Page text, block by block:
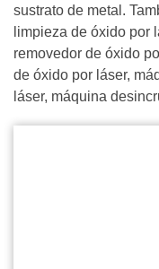
sustrato de metal.
limpieza de óxido por
removedor de óxido
de óxido por láser,
láser, máquina